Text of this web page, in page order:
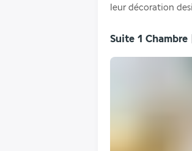
leur décoration
Suite 1 Chambre